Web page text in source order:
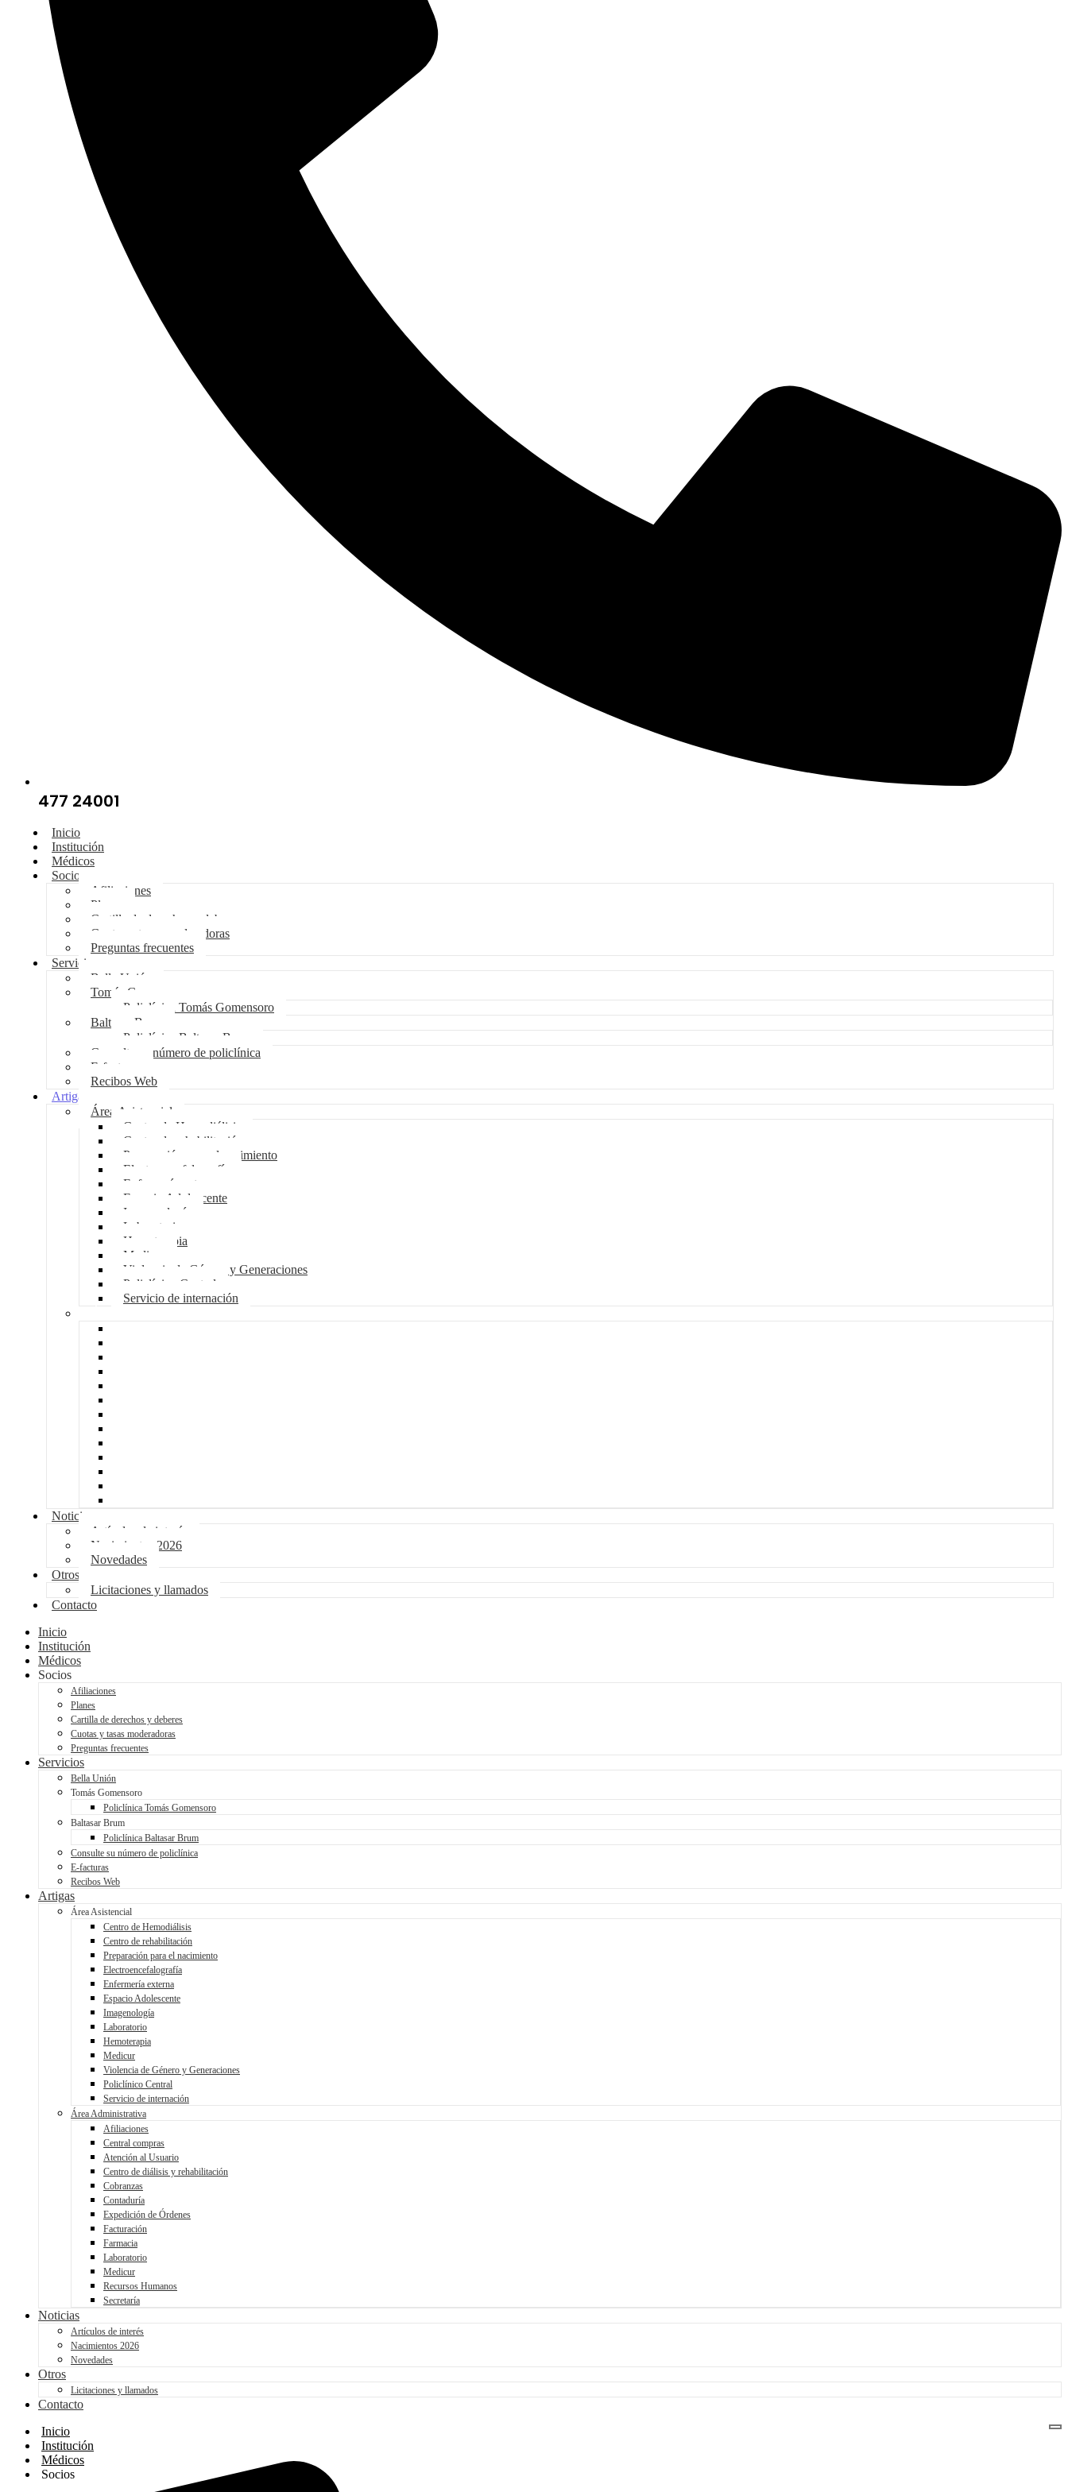
477 24001
Inicio
Institución
Médicos
Socios
Afiliaciones
Planes
Cartilla de derechos y deberes
Cuotas y tasas moderadoras
Preguntas frecuentes
Servicios
Bella Unión
Tomás Gomensoro
Policlínica Tomás Gomensoro
Baltasar Brum
Policlínica Baltasar Brum
Consulte su número de policlínica
E-facturas
Recibos Web
Artigas
Área Asistencial
Centro de Hemodiálisis
Centro de rehabilitación
Preparación para el nacimiento
Electroencefalografía
Enfermería externa
Espacio Adolescente
Imagenología
Laboratorio
Hemoterapia
Medicur
Violencia de Género y Generaciones
Policlínico Central
Servicio de internación
Noticias
Artículos de interés
Nacimientos 2026
Novedades
Otros
Licitaciones y llamados
Contacto
Inicio
Institución
Médicos
Socios
Afiliaciones
Planes
Cartilla de derechos y deberes
Cuotas y tasas moderadoras
Preguntas frecuentes
Servicios
Bella Unión
Tomás Gomensoro
Policlínica Tomás Gomensoro
Baltasar Brum
Policlínica Baltasar Brum
Consulte su número de policlínica
E-facturas
Recibos Web
Artigas
Área Asistencial
Centro de Hemodiálisis
Centro de rehabilitación
Preparación para el nacimiento
Electroencefalografía
Enfermería externa
Espacio Adolescente
Imagenología
Laboratorio
Hemoterapia
Medicur
Violencia de Género y Generaciones
Policlínico Central
Servicio de internación
Área Administrativa
Afiliaciones
Central compras
Atención al Usuario
Centro de diálisis y rehabilitación
Cobranzas
Contaduría
Expedición de Órdenes
Facturación
Farmacia
Laboratorio
Medicur
Recursos Humanos
Secretaría
Noticias
Artículos de interés
Nacimientos 2026
Novedades
Otros
Licitaciones y llamados
Contacto
Inicio
Institución
Médicos
Socios